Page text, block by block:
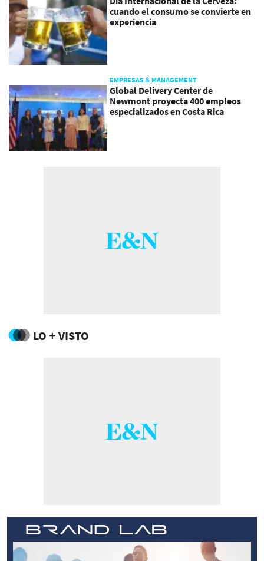
cuando el consumo se convierte en
experiencia
EMPRESAS & MANAGEMENT
Global Delivery Center de
Newmont proyecta 400 empleos
especializados en Costa Rica
LO + VISTO